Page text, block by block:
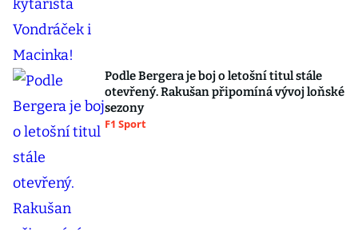
Podle Bergera je boj o letošní titul stále
otevřený. Rakušan připomíná vývoj loňské
sezony
F1 Sport